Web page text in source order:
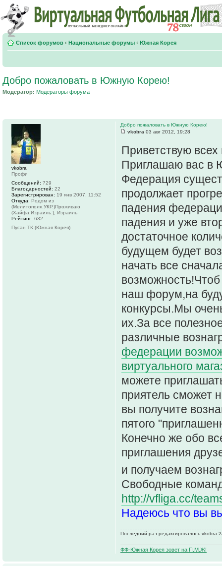
Список форумов ‹ Национальные форумы ‹ Южная Корея
Добро пожаловать в Южную Корею!
Модератор: Модераторы форума
Добро пожаловать в Южную Корею!
vkobra 03 авг 2012, 19:28
Приветствую
Приглашаю вас
Федерация
продолжает
падения
падения и уже
достаточное
будущем будет
начать все
наш форум,на
конкурсы.Мы
их.За все
различные
федерации
виртуального
можете
приятель сможет
вы получите
пятого
Конечно же обо
приглашения
и получаем
Свободные
http://vfliga.cc/
Надеюсь что вы
Последний раз редактировалось vkobra
ФФ-Южная Корея зовет на П.М.Ж!
vkobra
Профи
Сообщений: 729
Благодарностей: 22
Зарегистрирован: 19 янв 2007, 11:52
Откуда: Родом из
(Мелитополя.УКР.)Проживаю
(Хайфа,Израиль.), Израиль
Рейтинг: 632
Пусан ТК (Южная Корея)